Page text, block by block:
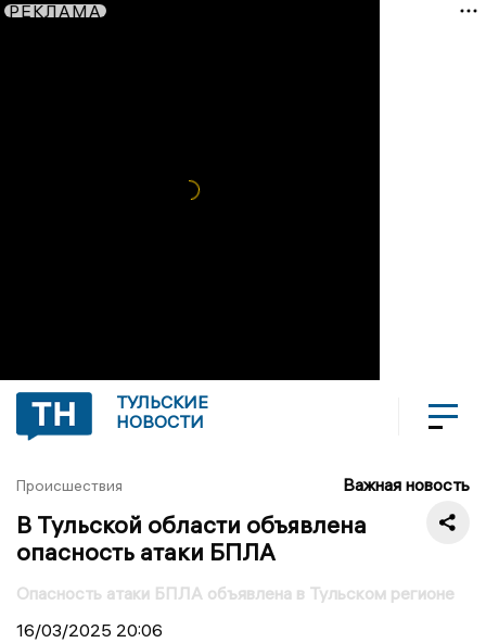
РЕКЛАМА
ТУЛЬСКИЕ
НОВОСТИ
Происшествия Важная новость
В Тульской области объявлена
опасность атаки БПЛА
Опасность атаки БПЛА объявлена в Тульском регионе
16/03/2025 20:06